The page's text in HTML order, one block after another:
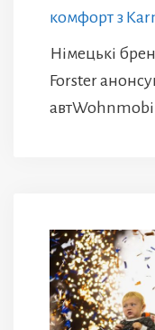
комфорт з
Німецькі
Forster